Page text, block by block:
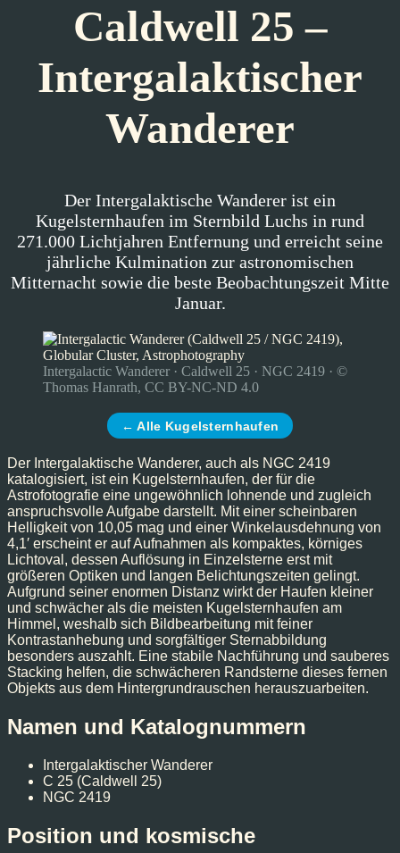
Caldwell 25 –
Intergalaktischer
Wanderer
Der Intergalaktische Wanderer ist ein
Kugelsternhaufen im Sternbild Luchs in rund
271.000 Lichtjahren Entfernung und erreicht seine
jährliche Kulmination zur astronomischen
Mitternacht sowie die beste Beobachtungszeit Mitte
Januar.
Intergalactic Wanderer · Caldwell 25 · NGC 2419 · ©
Thomas Hanrath, CC BY-NC-ND 4.0
← Alle Kugelsternhaufen
Der Intergalaktische Wanderer, auch als NGC 2419
katalogisiert, ist ein Kugelsternhaufen, der für die
Astrofotografie eine ungewöhnlich lohnende und zugleich
anspruchsvolle Aufgabe darstellt. Mit einer scheinbaren
Helligkeit von 10,05 mag und einer Winkelausdehnung von
4,1′ erscheint er auf Aufnahmen als kompaktes, körniges
Lichtoval, dessen Auflösung in Einzelsterne erst mit
größeren Optiken und langen Belichtungszeiten gelingt.
Aufgrund seiner enormen Distanz wirkt der Haufen kleiner
und schwächer als die meisten Kugelsternhaufen am
Himmel, weshalb sich Bildbearbeitung mit feiner
Kontrastanhebung und sorgfältiger Sternabbildung
besonders auszahlt. Eine stabile Nachführung und sauberes
Stacking helfen, die schwächeren Randsterne dieses fernen
Objekts aus dem Hintergrundrauschen herauszuarbeiten.
Namen und Katalognummern
Intergalaktischer Wanderer
C 25 (Caldwell 25)
NGC 2419
Position und kosmische